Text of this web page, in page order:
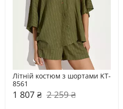
Літній костюм з шортами KT-
8561
1 807 ₴ 2 259 ₴